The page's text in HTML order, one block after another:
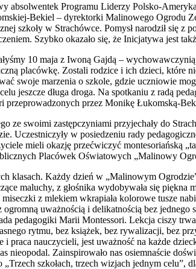
absolwentek Programu Liderzy Polsko-
Bekiel – dyrektorki Malinowego Ogrodu
szkoły w Strachówce. Pomysł narodził się
Szybko okazało się, że Inicjatywa jest
10 maja z Iwoną Gajdą –
placówkę. Zostali rodzice i ich dzieci, które
swoje marzenia o szkole, gdzie uczniowie
jeszcze długa droga. Na spotkaniu z radą
przeprowadzonych przez Monikę Łukomską-
ze swoimi zastępczyniami przyjechały do
Uczestniczyły w posiedzeniu rady
mieli okazję przećwiczyć montesoriańską
Placówek Oświatowych „Malinowy
klasach. Każdy dzień w „Malinowym
maluchy, z głośnika wydobywała się
z mlekiem wkrapiała kolorowe tusze
uważnością i delikatnością bez
pedagogiki Marii Montessori. Lekcja ciszy
rytmu, bez książek, bez rywalizacji, bez
praca nauczycieli, jest uważność na każde
nieopodal. Zainspirowało nas osiemnaście
szkołach, trzech wizjach jednym celu”,